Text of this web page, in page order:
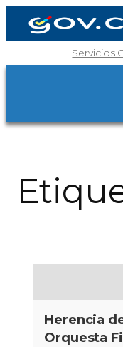
Servicios
Herencia
Orquesta